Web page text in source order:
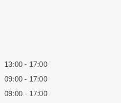
13:00 - 17:00
09:00 - 17:00
09:00 - 17:00